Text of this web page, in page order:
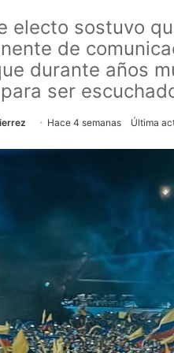
electo sostuvo
de
durante años
ser
Hace 4 semanas Última